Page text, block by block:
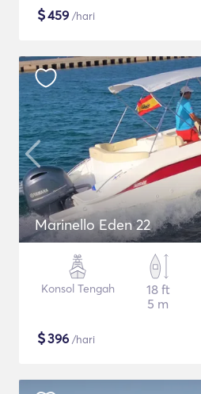
$459 /hari
Marinello Eden 22
Konsol Tengah
18 ft
5 m
$396 /hari